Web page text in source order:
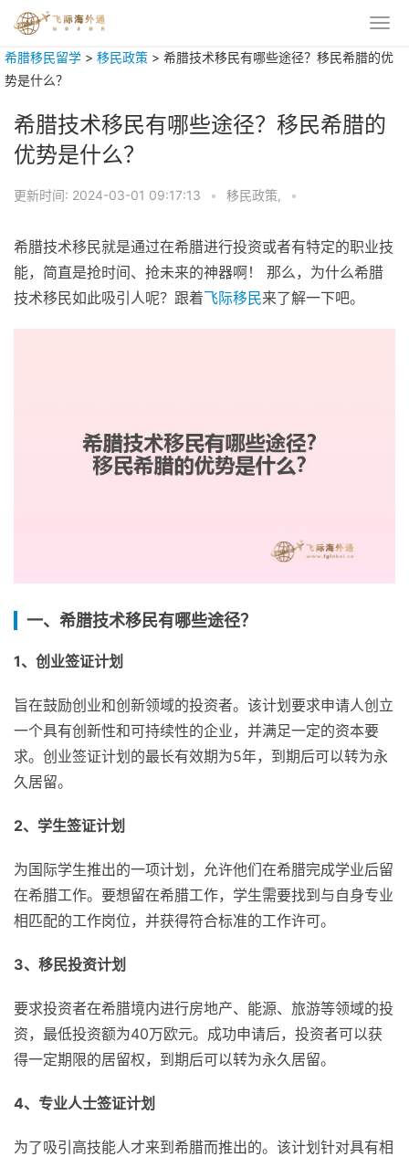
希腊移民留学 > 移民政策 > 希腊技术移民有哪些途径？移民希腊的优
势是什么？
希腊技术移民有哪些途径？移民希腊的
优势是什么？
更新时间: 2024-03-01 09:17:13 • 移民政策, •
希腊技术移民就是通过在希腊进行投资或者有特定的职业技
能，简直是抢时间、抢未来的神器啊！ 那么，为什么希腊
技术移民如此吸引人呢？跟着飞际移民来了解一下吧。
一、希腊技术移民有哪些途径？
1、创业签证计划
旨在鼓励创业和创新领域的投资者。该计划要求申请人创立
一个具有创新性和可持续性的企业，并满足一定的资本要
求。创业签证计划的最长有效期为5年，到期后可以转为永
久居留。
2、学生签证计划
为国际学生推出的一项计划，允许他们在希腊完成学业后留
在希腊工作。要想留在希腊工作，学生需要找到与自身专业
相匹配的工作岗位，并获得符合标准的工作许可。
3、移民投资计划
要求投资者在希腊境内进行房地产、能源、旅游等领域的投
资，最低投资额为40万欧元。成功申请后，投资者可以获
得一定期限的居留权，到期后可以转为永久居留。
4、专业人士签证计划
为了吸引高技能人才来到希腊而推出的。该计划针对具有相